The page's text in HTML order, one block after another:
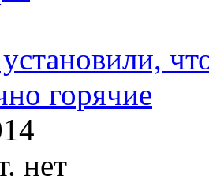
горячие
нет